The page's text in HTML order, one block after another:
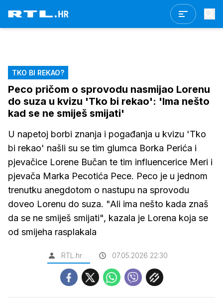
TKO BI REKAO?
Peco pričom o sprovodu nasmijao Lorenu
do suza u kvizu 'Tko bi rekao': 'Ima nešto
kad se ne smiješ smijati'
U napetoj borbi znanja i pogađanja u kvizu 'Tko
bi rekao' našli su se tim glumca Borka Perića i
pjevačice Lorene Bučan te tim influencerice Meri i
pjevača Marka Pecotića Pece. Peco je u jednom
trenutku anegdotom o nastupu na sprovodu
doveo Lorenu do suza. "Ali ima nešto kada znaš
da se ne smiješ smijati", kazala je Lorena koja se
od smijeha rasplakala
RTL.hr 07.05.2026 22:30